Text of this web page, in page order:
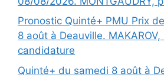
Pronostic Quinté+ PMU Prix
8 août à Deauville.
candidature
Quinté+ du samedi 8 août à